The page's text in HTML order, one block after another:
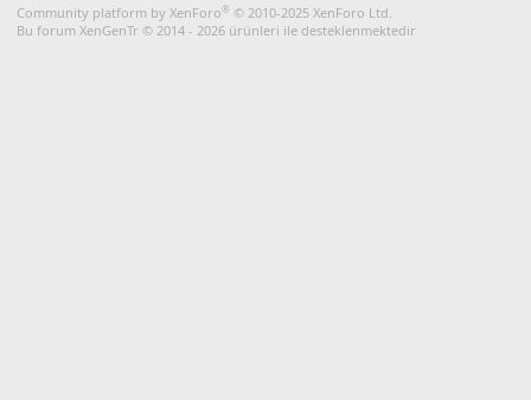
Community platform by XenForo® © 2010-2025 XenForo Ltd.
Bu forum XenGenTr © 2014 - 2026 ürünleri ile desteklenmektedir